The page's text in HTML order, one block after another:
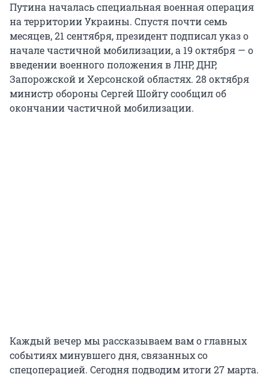
Путина началась специальная военная операция
на территории Украины. Спустя почти семь
месяцев, 21 сентября, президент подписал указ о
начале частичной мобилизации, а 19 октября — о
введении военного положения в ЛНР, ДНР,
Запорожской и Херсонской областях. 28 октября
министр обороны Сергей Шойгу сообщил об
окончании частичной мобилизации.
Каждый вечер мы рассказываем вам о главных
событиях минувшего дня, связанных со
спецоперацией. Сегодня подводим итоги 27 марта.